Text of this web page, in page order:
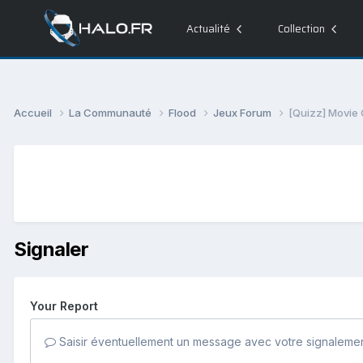
Actualité Collection
Accueil La Communauté Flood Jeux Forum [Quizz] Movie
Signaler
Your Report
Saisir éventuellement un message avec votre